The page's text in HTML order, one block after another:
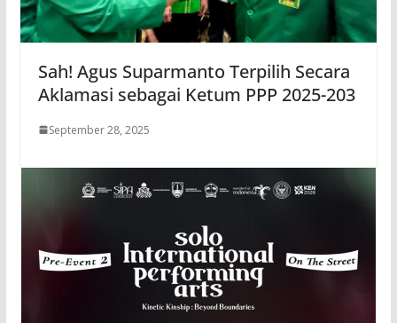
Sah! Agus Suparmanto Terpilih Secara
Aklamasi sebagai Ketum PPP 2025-203
September 28, 2025